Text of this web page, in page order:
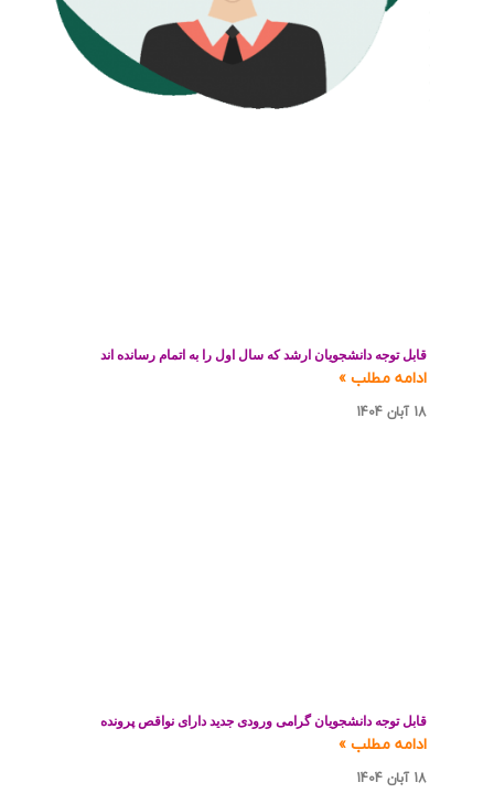
قابل توجه دانشجویان ارشد که سال اول را به اتمام رسانده اند
ادامه مطلب »
18 آبان 1404
قابل توجه دانشجویان گرامی ورودی جدید دارای نواقص پرونده
ادامه مطلب »
18 آبان 1404